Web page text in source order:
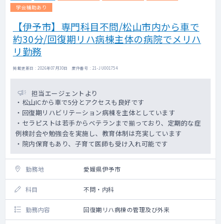
学会補助あり
【伊予市】専門科目不問/松山市内から車で
約30分/回復期リハ病棟主体の病院でメリハ
リ勤務
掲載更新日 : 2026年07月30日 案件番号 : 21-JU001754
担当エージェントより
・松山ICから車で5分とアクセスも良好です
・回復期リハビリテーション病棟を主体としています
・セラピストは若手からベテランまで揃っており、定期的な症
例検討会や勉強会を実施し、教育体制は充実しています
・院内保育もあり、子育て医師も受け入れ可能です
勤務地 愛媛県伊予市
科目 不問・内科
勤務内容 回復期リハ病棟の管理及び外来